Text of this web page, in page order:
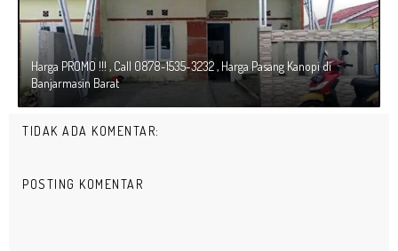
Harga PROMO !!! , Call 0878-1535-3232 , Harga Pasang Kanopi di
Banjarmasin Barat
TIDAK ADA KOMENTAR:
POSTING KOMENTAR